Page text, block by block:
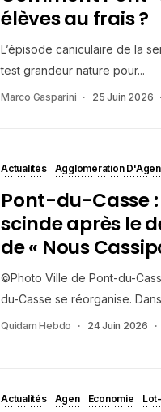
élèves au frais ?
L’épisode caniculaire de la
test grandeur nature pour...
Marco Gasparini 25 Juin 2026
Actualités Agglomération D'Agen
Pont-du-Casse :
scinde après le
de « Nous
©Photo Ville de Pont-du-
du-Casse se réorganise.
Quidam Hebdo 24 Juin 2026
Actualités Agen Economie